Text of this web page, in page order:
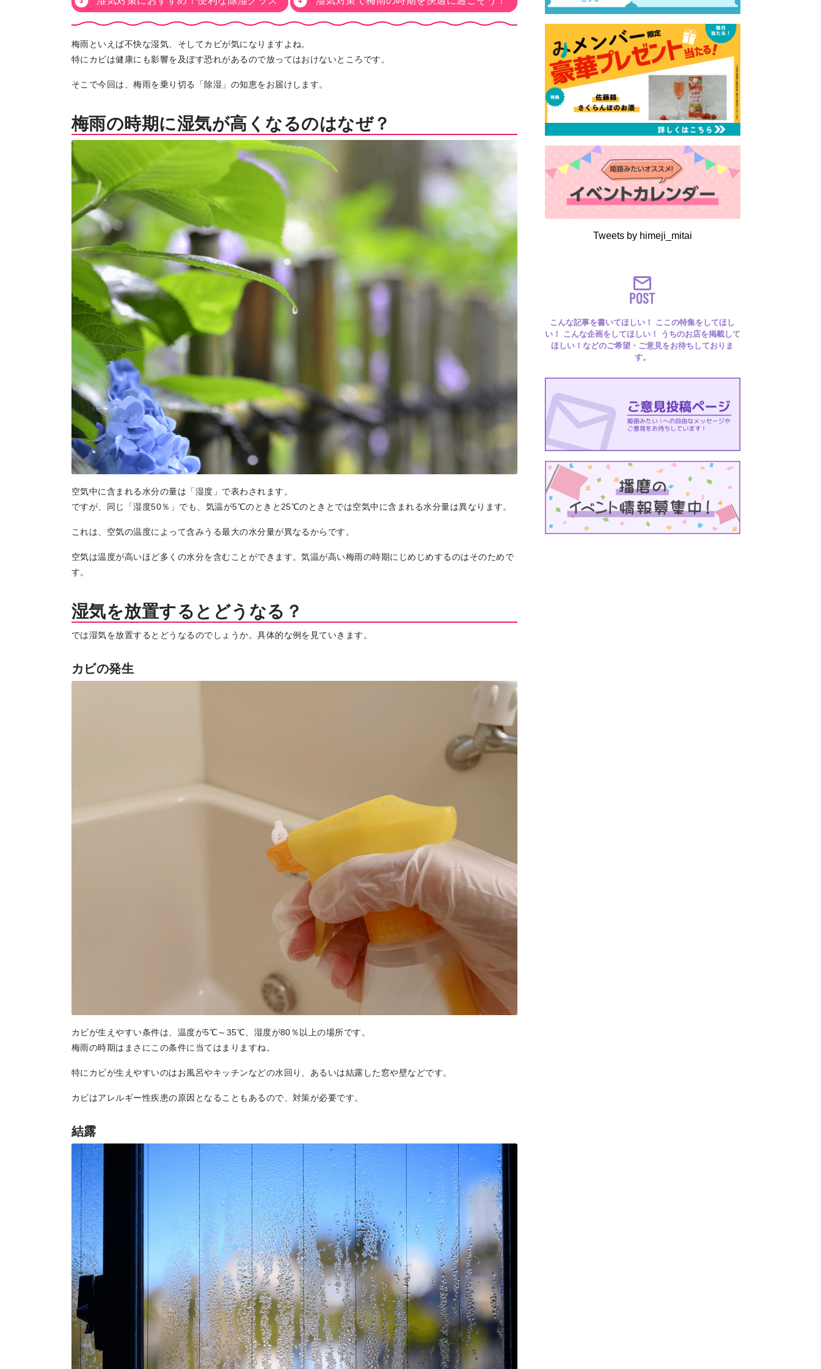
Top page
まるはり 雑誌・デジタルブック
Digital books
地場産品/ツクリビト エリア特集
梅雨といえば不快な湿気、そしてカビが気になりますよね。
特にカビは健康にも影響を及ぼす恐れがあるので放ってはおけないところです。
そこで今回は、梅雨を乗り切る「除湿」の知恵をお届けします。
梅雨の時期に湿気が高くなるのはなぜ？
空気中に含まれる水分の量は「湿度」で表わされます。
ですが、同じ「湿度50％」でも、気温が5℃のときと25℃のときとでは空気中に含まれる水分量は異なります。
これは、空気の温度によって含みうる最大の水分量が異なるからです。
空気は温度が高いほど多くの水分を含むことができます。気温が高い梅雨の時期にじめじめするのはそのためで
す。
湿気を放置するとどうなる？
では湿気を放置するとどうなるのでしょうか。具体的な例を見ていきます。
カビの発生
カビが生えやすい条件は、温度が5℃～35℃、湿度が80％以上の場所です。
梅雨の時期はまさにこの条件に当てはまりますね。
特にカビが生えやすいのはお風呂やキッチンなどの水回り、あるいは結露した窓や壁などです。
カビはアレルギー性疾患の原因となることもあるので、対策が必要です。
結露
Tweets by himeji_mitai
POST
こんな記事を書いてほしい！ ここの特集をしてほし
い！ こんな企画をしてほしい！ うちのお店を掲載して
ほしい！などのご希望・ご意見をお待ちしておりま
す。